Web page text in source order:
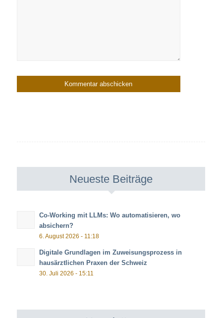
Neueste Beiträge
Co-Working mit LLMs: Wo automatisieren, wo
absichern?
6. August 2026 - 11:18
Digitale Grundlagen im Zuweisungsprozess in
hausärztlichen Praxen der Schweiz
30. Juli 2026 - 15:11